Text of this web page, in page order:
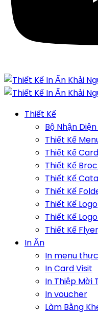
Thiết Kế
Bộ Nhận
Thiết Kế
Thiết Kế
Thiết Kế
Thiết Kế
Thiết Kế
Thiết Kế Logo
Thiết Kế
Thiết Kế
In Ấn
In menu
In Card Visit
In Thiệp Mời
In voucher
Làm Bằng